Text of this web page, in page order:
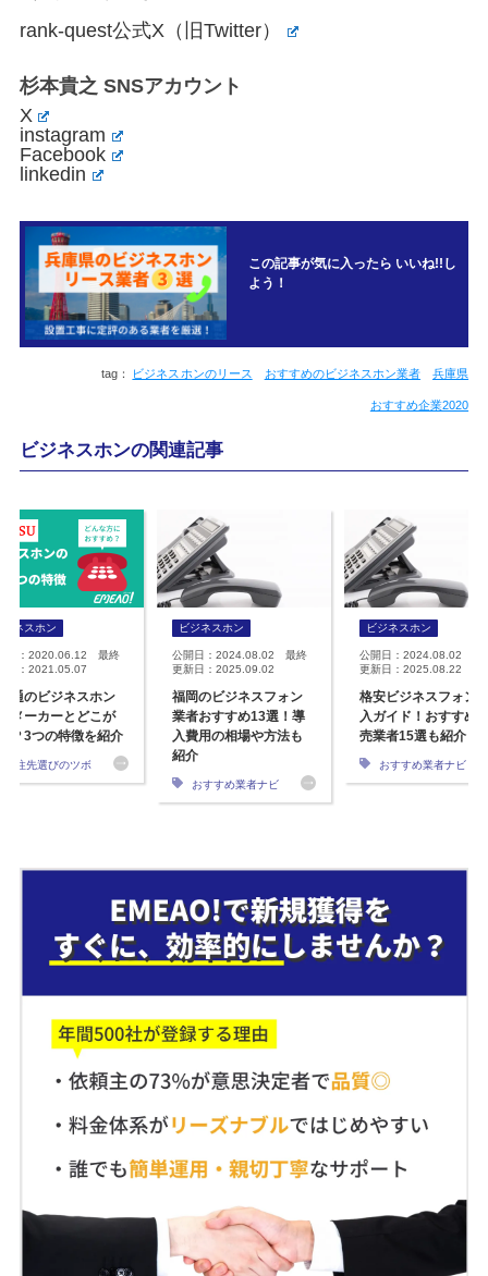
rank-quest公式X（旧Twitter）
杉本貴之 SNSアカウント
X
instagram
Facebook
linkedin
この記事が気に入ったら いいね!!し
よう！
ビジネスホンのリース おすすめのビジネスホン業者 兵庫県
おすすめ企業2020
ビジネスホンの関連記事
ジネスホン
日：2020.06.12 最終
日：2021.05.07
通のビジネスホン
メーカーとどこが
？3つの特徴を紹介
発注先選びのツボ
ビジネスホン
公開日：2024.08.02 最終
更新日：2025.09.02
福岡のビジネスフォン
業者おすすめ13選！導
入費用の相場や方法も
紹介
おすすめ業者ナビ
ビジネスホン
公開日：2024.08.02 最
更新日：2025.08.22
格安ビジネスフォン
入ガイド！おすすめ
売業者15選も紹介
おすすめ業者ナビ